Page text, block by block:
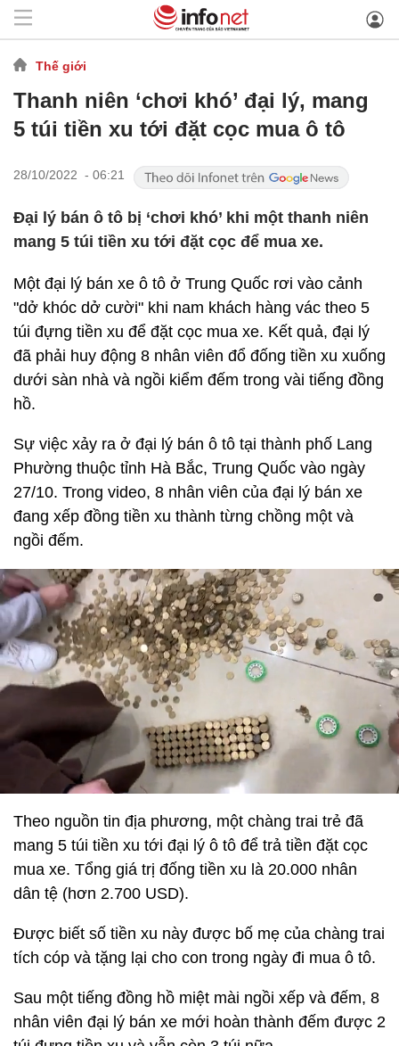
Thế giới
Thanh niên ‘chơi khó’ đại lý, mang
5 túi tiền xu tới đặt cọc mua ô tô
28/10/2022 - 06:21
Đại lý bán ô tô bị ‘chơi khó’ khi một thanh niên
mang 5 túi tiền xu tới đặt cọc để mua xe.
Một đại lý bán xe ô tô ở Trung Quốc rơi vào cảnh
"dở khóc dở cười" khi nam khách hàng vác theo 5
túi đựng tiền xu để đặt cọc mua xe. Kết quả, đại lý
đã phải huy động 8 nhân viên đổ đống tiền xu xuống
dưới sàn nhà và ngồi kiểm đếm trong vài tiếng đồng
hồ.
Sự việc xảy ra ở đại lý bán ô tô tại thành phố Lang
Phường thuộc tỉnh Hà Bắc, Trung Quốc vào ngày
27/10. Trong video, 8 nhân viên của đại lý bán xe
đang xếp đồng tiền xu thành từng chồng một và
ngồi đếm.
Theo nguồn tin địa phương, một chàng trai trẻ đã
mang 5 túi tiền xu tới đại lý ô tô để trả tiền đặt cọc
mua xe. Tổng giá trị đống tiền xu là 20.000 nhân
dân tệ (hơn 2.700 USD).
Được biết số tiền xu này được bố mẹ của chàng trai
tích cóp và tặng lại cho con trong ngày đi mua ô tô.
Sau một tiếng đồng hồ miệt mài ngồi xếp và đếm, 8
nhân viên đại lý bán xe mới hoàn thành đếm được 2